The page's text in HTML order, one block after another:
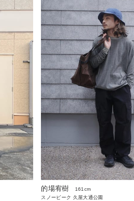
的場宥樹
161cm
スノーピーク 久屋大通公園